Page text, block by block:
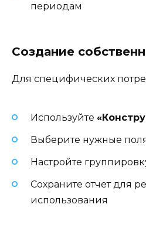
периодам
Создание
Для специфических
Используйте
Выберите нужные
Настройте
Сохраните отчет для
использования